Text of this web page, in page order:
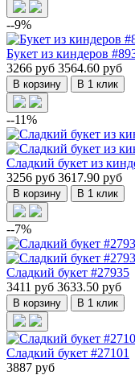
--9%
Букет из киндеров
3266 руб 3564.60 руб
В корзину В 1 клик
--11%
Сладкий букет из
3256 руб 3617.90 руб
В корзину В 1 клик
--7%
Сладкий букет #27935
3411 руб 3633.50 руб
В корзину В 1 клик
Сладкий букет #27101
3887 руб